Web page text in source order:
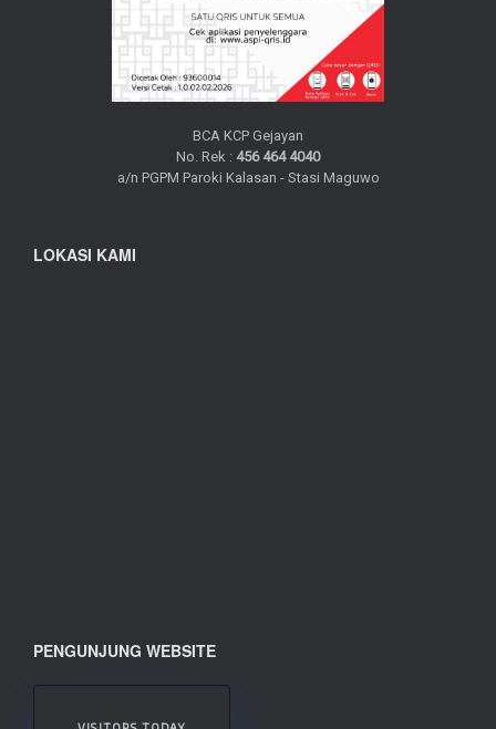
BCA KCP Gejayan
No. Rek : 456 464 4040
a/n PGPM Paroki Kalasan - Stasi Maguwo
LOKASI KAMI
PENGUNJUNG WEBSITE